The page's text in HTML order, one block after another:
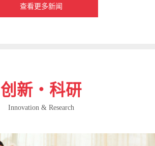
查看更多新闻
创新・科研
Innovation & Research